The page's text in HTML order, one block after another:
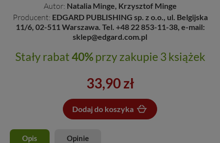
Autor: Natalia Minge, Krzysztof Minge
Producent: EDGARD PUBLISHING sp. z o.o., ul. Belgijska
11/6, 02-511 Warszawa. Tel. +48 22 853-11-38, e-mail:
sklep@edgard.com.pl
Stały rabat40%przy zakupie 3 książek
33,90 zł
Dodaj do koszyka
Opis Opinie